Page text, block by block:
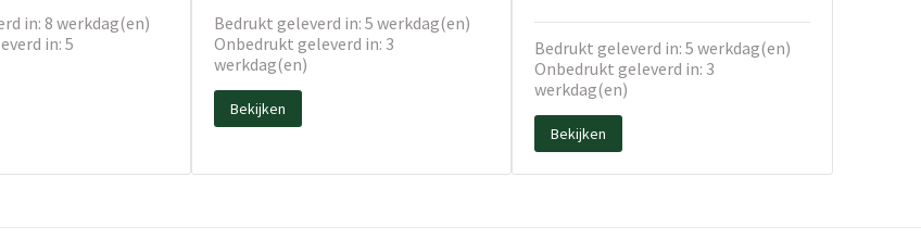
in: 8 werkdag(en)
in: 5
Bedrukt geleverd in: 5 werkdag(en)
Onbedrukt geleverd in: 3
werkdag(en)
Bekijken
Bedrukt geleverd in: 5 werkdag(en)
Onbedrukt geleverd in: 3
werkdag(en)
Bekijken